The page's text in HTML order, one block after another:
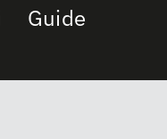
Guide